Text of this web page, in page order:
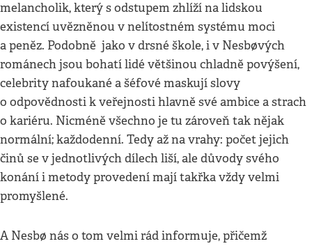
melancholik, který s odstupem zhlíží na lidskou
existencí uvězněnou v nelítostném systému moci
a peněz. Podobně jako v drsné škole, i v Nesbøvých
románech jsou bohatí lidé většinou chladně povýšení,
celebrity nafoukané a šéfové maskují slovy
o odpovědnosti k veřejnosti hlavně své ambice a strach
o kariéru. Nicméně všechno je tu zároveň tak nějak
normální; každodenní. Tedy až na vrahy: počet jejich
činů se v jednotlivých dílech liší, ale důvody svého
konání i metody provedení mají takřka vždy velmi
promyšlené.
A Nesbø nás o tom velmi rád informuje, přičemž